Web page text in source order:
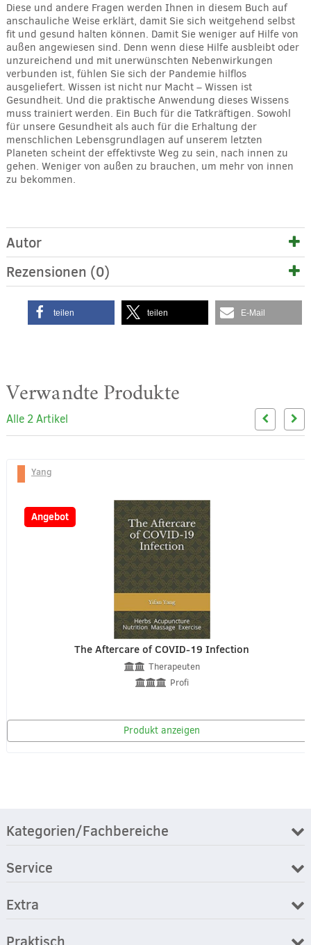
Diese und andere Fragen werden Ihnen in diesem Buch auf
anschauliche Weise erklärt, damit Sie sich weitgehend selbst
fit und gesund halten können. Damit Sie weniger auf Hilfe von
außen angewiesen sind. Denn wenn diese Hilfe ausbleibt oder
unzureichend und mit unerwünschten Nebenwirkungen
verbunden ist, fühlen Sie sich der Pandemie hilflos
ausgeliefert. Wissen ist nicht nur Macht – Wissen ist
Gesundheit. Und die praktische Anwendung dieses Wissens
muss trainiert werden. Ein Buch für die Tatkräftigen. Sowohl
für unsere Gesundheit als auch für die Erhaltung der
menschlichen Lebensgrundlagen auf unserem letzten
Planeten scheint der effektivste Weg zu sein, nach innen zu
gehen. Weniger von außen zu brauchen, um mehr von innen
zu bekommen.
Autor
Rezensionen (0)
teilen teilen E-Mail
Verwandte Produkte
Alle 2 Artikel
Yang
-25%
Angebot
The Aftercare of COVID-19 Infection
Therapeuten
Profi
Produkt anzeigen
Kategorien/Fachbereiche
Service
Extra